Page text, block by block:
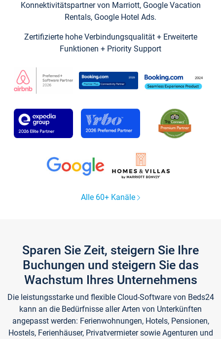
Konnektivitätspartner von Marriott, Google Vacation
Rentals, Google Hotel Ads.
Zertifizierte hohe Verbindungsqualität + Erweiterte
Funktionen + Priority Support
Alle 60+ Kanäle
Sparen Sie Zeit, steigern Sie Ihre
Buchungen und steigern Sie das
Wachstum Ihres Unternehmens
Die leistungsstarke und flexible Cloud-Software von Beds24
kann an die Bedürfnisse aller Arten von Unterkünften
angepasst werden: Ferienwohnungen, Hotels, Pensionen,
Hostels, Ferienhäuser, Privatvermieter sowie Agenturen und